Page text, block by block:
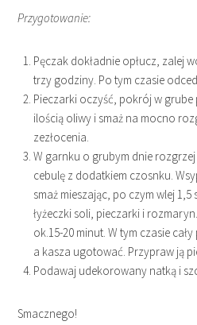
Przygotowanie:
Pęczak dokładnie opłucz, zalej
trzy godziny. Po tym czasie
Pieczarki oczyść, pokrój w grube
ilością oliwy i smaż na mocno
zezłocenia.
W garnku o grubym dnie rozgrzej
cebulę z dodatkiem czosnku.
smaż mieszając, po czym wlej
łyżeczki soli, pieczarki i
ok.15-20 minut. W tym czasie
a kasza ugotować. Przypraw ją
Podawaj udekorowany natką i
Smacznego!